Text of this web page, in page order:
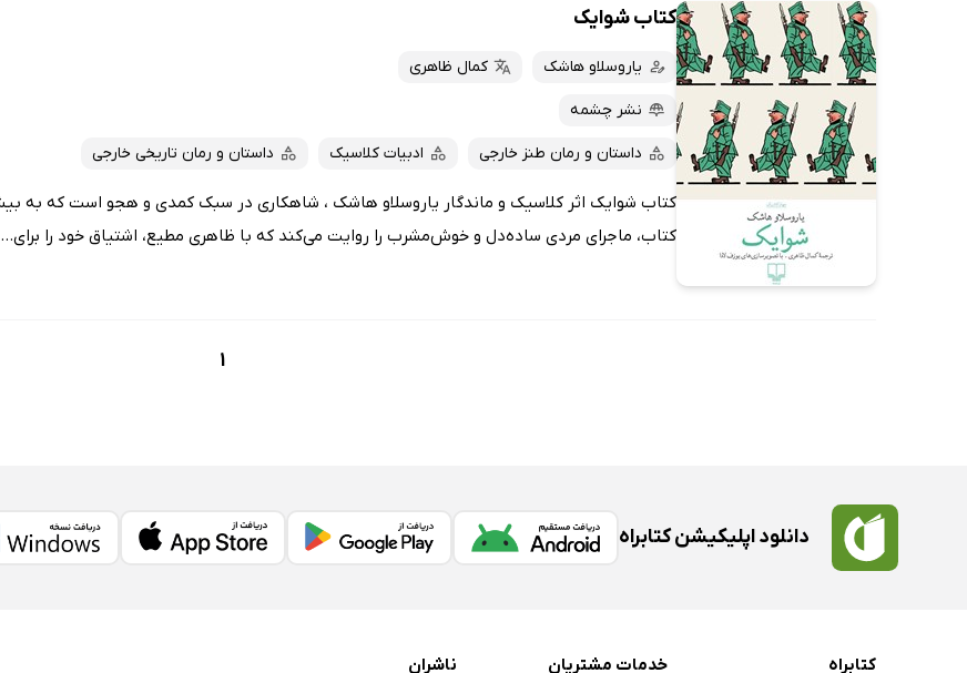
تازه‌ها
داغ‌ترین‌ها
پرفروش‌ها
پربحث‌ها
همه کتاب‌ها
کتاب‌های صوتی
کتاب‌های متنی
کتاب شوایک
یاروسلاو هاشک کمال ظاهری
نشر چشمه
داستان و رمان طنز خارجی ادبیات کلاسیک داستان و رمان تاریخی خارجی
کتاب، ماجرای مردی ساده‌دل و خوش‌مشرب را روایت می‌کند که با ظاهری مطیع، اشتیاق خود را برای...
1
دانلود اپلیکیشن کتابراه
کتابراه خدمات مشتریان ناشران